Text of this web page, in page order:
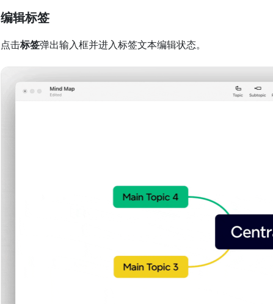
编辑标签
点击标签弹出输入框并进入标签文本编辑状态。